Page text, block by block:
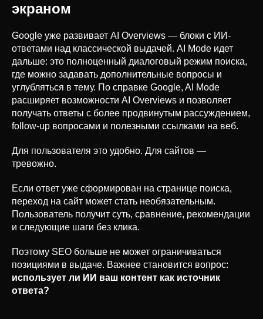
экраном
Google уже развивает AI Overviews — блоки с ИИ-
ответами над классической выдачей. AI Mode идет
дальше: это полноценный диалоговый режим поиска,
где можно задавать дополнительные вопросы и
углубляться в тему. По справке Google, AI Mode
расширяет возможности AI Overviews и позволяет
получать ответы с более продвинутым рассуждением,
follow-up вопросами и полезными ссылками на веб.
Для пользователя это удобно. Для сайтов —
тревожно.
Если ответ уже сформирован на странице поиска,
переход на сайт может стать необязательным.
Пользователь получит суть, сравнение, рекомендации
и следующие шаги без клика.
Поэтому SEO больше не может ограничиваться
позициями в выдаче. Важнее становится вопрос:
использует ли ИИ ваш контент как источник
ответа?